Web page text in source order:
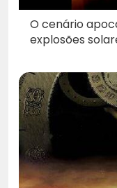
O cenário
explosões